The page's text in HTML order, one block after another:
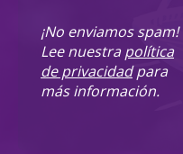
¡No enviamos spam!
Lee nuestrapolítica
de privacidadpara
más información.